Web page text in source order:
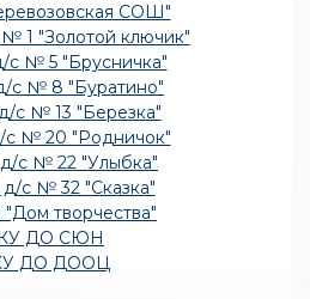
СОШ"
1 "Золотой ключик"
№ 5 "Брусничка"
№ 8 "Буратино"
с № 13 "Березка"
№ 20 "Родничок"
с № 22 "Улыбка"
с № 32 "Сказка"
творчества"
ДО СЮН
ДО ДООЦ